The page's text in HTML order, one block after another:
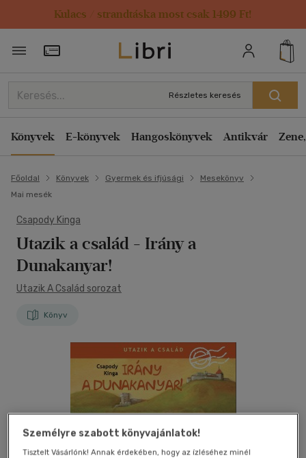
Kulacs / strandtáska most csak 1499 Ft!
Törzsvásárlói Kártya adatai
Részletes keresés
Könyvek E-könyvek Hangoskönyvek Antikvár
Főoldal Könyvek Gyermek és ifjúsági
Mesekönyv
Mai mesék
Csapody Kinga
Utazik a család - Irány a
Dunakanyar!
Utazik A Család sorozat
Könyv
Személyre szabott könyvajánlatok!
Tisztelt Vásárlónk! Annak érdekében, hogy az ízléséhez minél